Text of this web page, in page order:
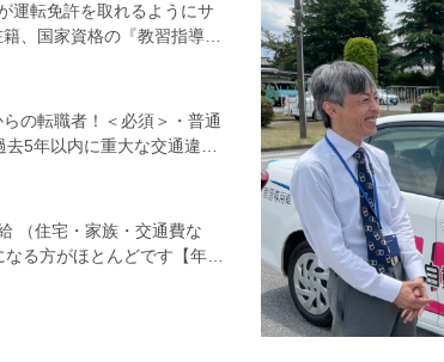
運転免許を取れるようにサ
、国家資格の『教習指導
接客、電話業務・データ入
大学等での説明会 など＜指
業務・教習車の管理、メン
人研修を担当している
を用意しているなど、社
ップしていける環境です！
についての実務研修（教習
合えば研修センターで行わ
に参加して資格試験を受け
以内に合格している方がほ
てくれる上司・先輩が多
の転職者！＜必須＞・普通
去5年以内に重大な交通違
語学を活かして働きたい
問・教習指導員有資格者
験者6名が入社。2025年は
新人指導員が誕生しまし
（住宅・家族・交通費な
る方がほとんどです【年収
（226,380円＋各種手当
当＋時間外手当）＜有資